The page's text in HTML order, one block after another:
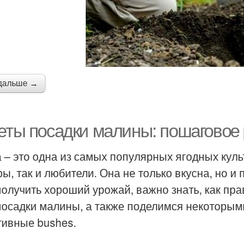
→
посадки малины: пошаговое
это одна из самых популярных ягодных
так и любители. Она не только вкусна, но
хороший урожай, важно знать, как
малины, а также поделимся
bushes.